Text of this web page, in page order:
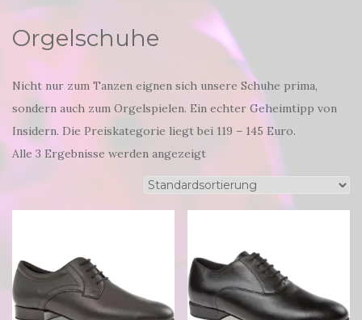
Orgelschuhe
Nicht nur zum Tanzen eignen sich unsere Schuhe prima,
sondern auch zum Orgelspielen. Ein echter Geheimtipp von
Insidern. Die Preiskategorie liegt bei 119 – 145 Euro.
Alle 3 Ergebnisse werden angezeigt